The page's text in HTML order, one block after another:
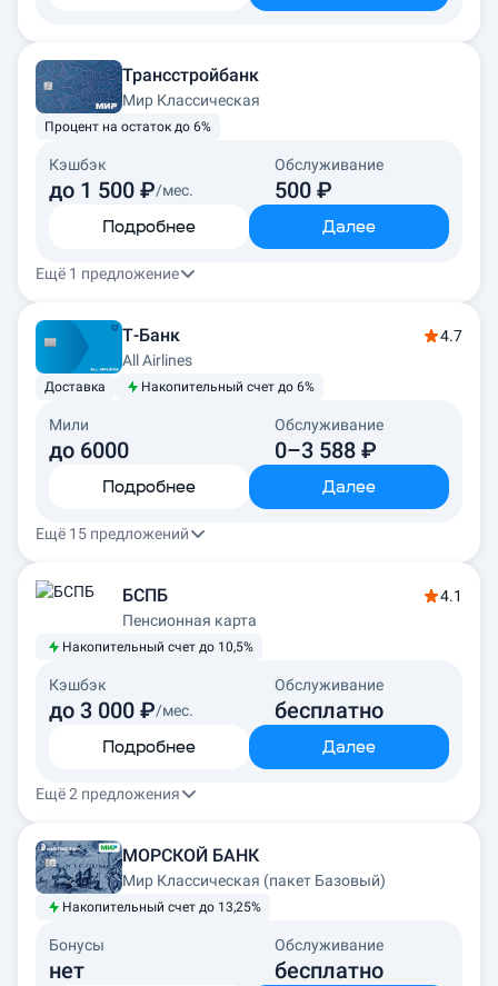
Трансстройбанк
Мир Классическая
Процент на остаток до 6%
Кэшбэк
до 1 500 ₽/мес.
Обслуживание
500 ₽
Подробнее Далее
Ещё 1 предложение
Т-Банк
4.7
All Airlines
Доставка Накопительный счет до 6%
Мили
до 6000
Обслуживание
0–3 588 ₽
Подробнее Далее
Ещё 15 предложений
БСПБ
4.1
Пенсионная карта
Накопительный счет до 10,5%
Кэшбэк
до 3 000 ₽/мес.
Обслуживание
бесплатно
Подробнее Далее
Ещё 2 предложения
МОРСКОЙ БАНК
Мир Классическая (пакет Базовый)
Накопительный счет до 13,25%
Бонусы
нет
Обслуживание
бесплатно